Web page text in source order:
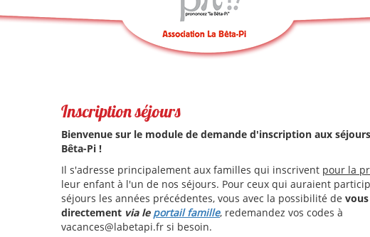
Inscription séjours
Bienvenue sur le module de demande d'inscription aux
Bêta-Pi !
Il s'adresse principalement aux familles qui inscrivent pour la
leur enfant à l'un de nos séjours. Pour ceux qui auraient
séjours les années précédentes, vous avec la possibilité de
directement via le portail famille, redemandez vos codes à
vacances@labetapi.fr si besoin.